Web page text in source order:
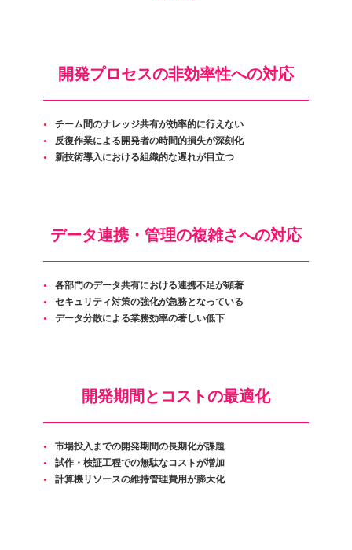
開発プロセスの非効率性への対応
チーム間のナレッジ共有が効率的に行えない
反復作業による開発者の時間的損失が深刻化
新技術導入における組織的な遅れが目立つ
データ連携・管理の複雑さへの対応
各部門のデータ共有における連携不足が顕著
セキュリティ対策の強化が急務となっている
データ分散による業務効率の著しい低下
開発期間とコストの最適化
市場投入までの開発期間の長期化が課題
試作・検証工程での無駄なコストが増加
計算機リソースの維持管理費用が膨大化